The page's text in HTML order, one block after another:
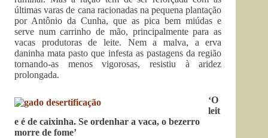
últimas varas de cana racionadas na pequena plantação
por Antônio da Cunha, que as pica bem miúdas e
serve num carrinho de mão, principalmente para as
vacas produtoras de leite. Nem a malva, a erva
daninha mata pasto que infesta as pastagens da região
tornando-as menos vigorosas, resistiu à aridez
prolongada.
‘O
leit
e é de caixinha. Se ordenhar a vaca, o bezerro
morre de fome’